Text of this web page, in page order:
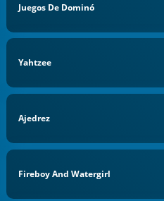
Juegos De Dominó
Yahtzee
Ajedrez
Fireboy And Watergirl